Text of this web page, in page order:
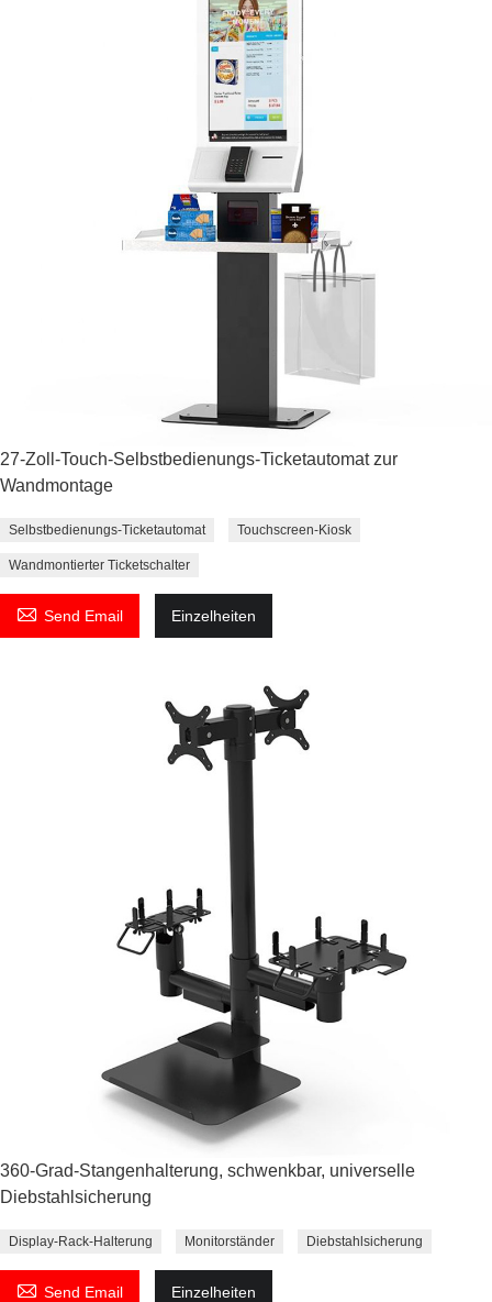
27-Zoll-Touch-Selbstbedienungs-Ticketautomat zur
Wandmontage
Selbstbedienungs-Ticketautomat Touchscreen-Kiosk
Wandmontierter Ticketschalter
 Send Email Einzelheiten
360-Grad-Stangenhalterung, schwenkbar, universelle
Diebstahlsicherung
Display-Rack-Halterung Monitorständer Diebstahlsicherung
 Send Email Einzelheiten